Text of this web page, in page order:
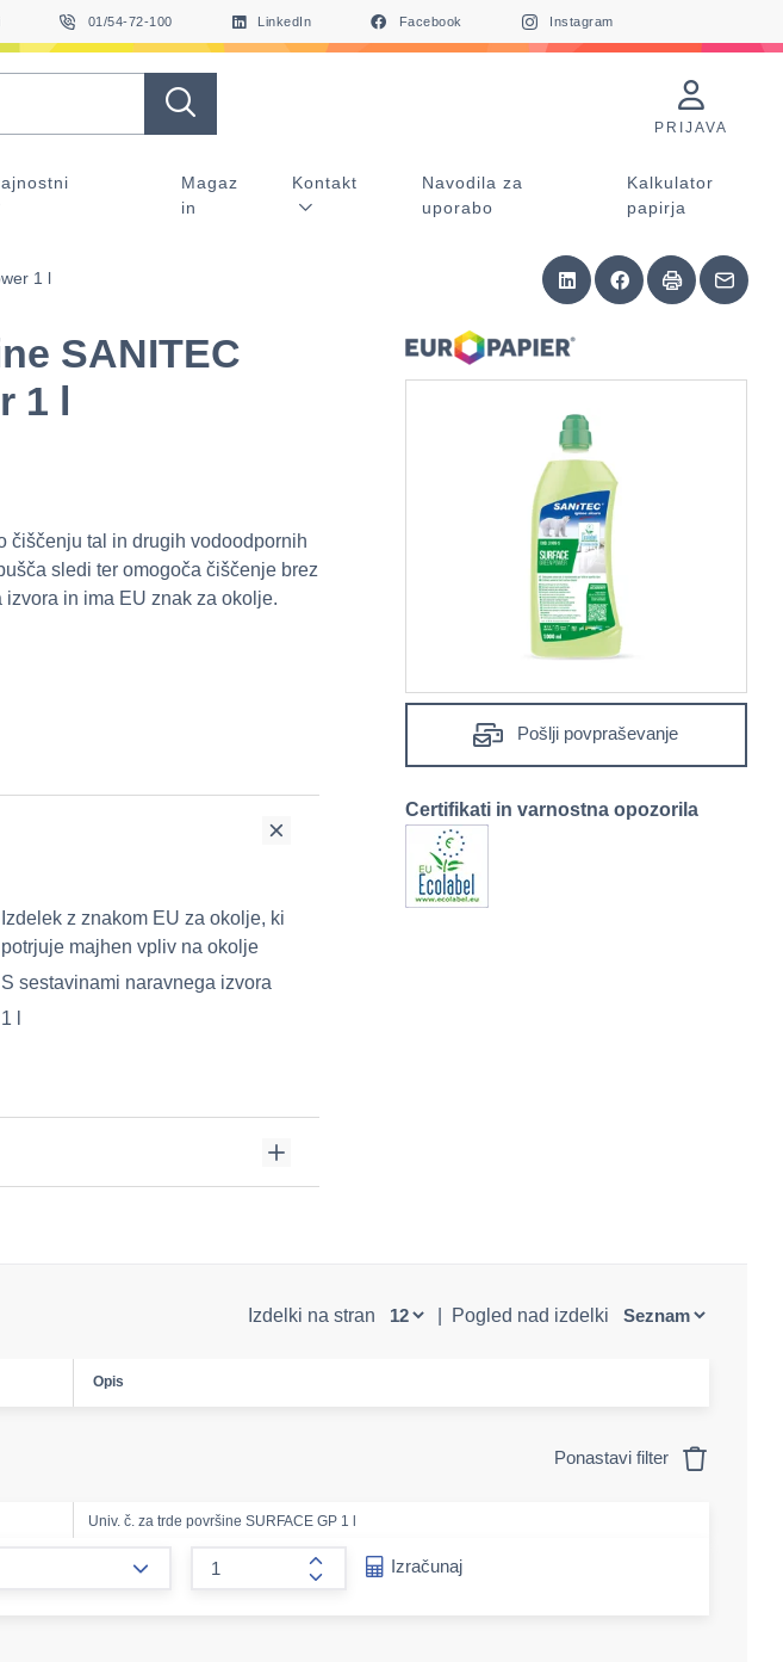
01/54-72-100 LinkedIn Facebook Instagram
PRIJAVA
Magaz
in
Kontakt
Navodila za
uporabo
Kalkulator
papirja
1 l
SANITEC
1 l
čiščenju tal in drugih vodoodpornih
sledi ter omogoča čiščenje brez
in ima EU znak za okolje.
Izdelek z znakom EU za okolje, ki
potrjuje majhen vpliv na okolje
S sestavinami naravnega izvora
1 l
Pošlji povpraševanje
Certifikati in varnostna opozorila
Izdelki na stran Pogled nad izdelki
Opis
Ponastavi filter
Univ. č. za trde površine SURFACE GP 1 l
form.increase-amount
Izračunaj